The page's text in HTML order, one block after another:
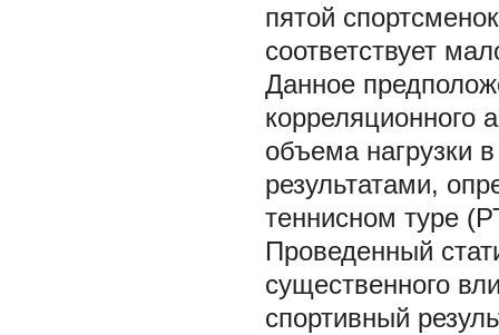
пятой
соответствует
Данное
корреляционного
объема нагрузки
результатами,
теннисном туре
Проведенный
существенного
спортивный